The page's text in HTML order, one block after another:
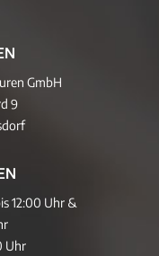
GmbH
9
12:00 Uhr &
Uhr